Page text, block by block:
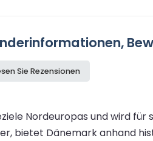
Sie Rezensionen
Nordeuropas und wird
bietet Dänemark anhand